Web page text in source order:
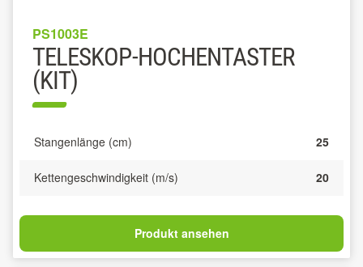
PS1003E
TELESKOP-HOCHENTASTER
(KIT)
Stangenlänge (cm) 25
Kettengeschwindigkeit (m/s) 20
Produkt ansehen